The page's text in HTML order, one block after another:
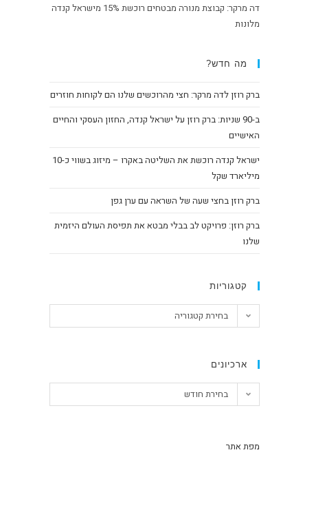
דה מרקר: קבוצת מנורה מבטחים רוכשת 15% מישראל קנדה
מלונות
מה חדש?
ברק רוזן לדה מרקר: חצי מהרוכשים שלנו הם לקוחות חוזרים
ב-90 שניות: ברק רוזן על ישראל קנדה, החזון העסקי והחיים
האישיים
ישראל קנדה רוכשת את השליטה באקרו – מיזוג בשווי כ-10
מיליארד שקל
ברק רוזן בחצי שעה של השראה עם ערן גפן
ברק רוזן: פרויקט לב בבלי מבטא את תפיסת העולם היזמית
שלנו
קטגוריות
בחירת קטגוריה
ארכיונים
בחירת חודש
מפת אתר